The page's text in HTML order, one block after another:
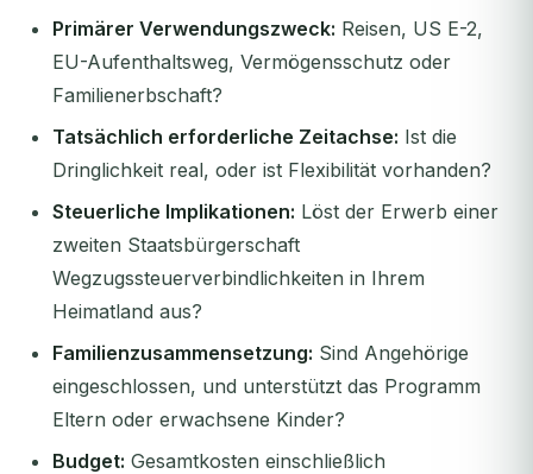
Primärer Verwendungszweck: Reisen, US E-2,
EU-Aufenthaltsweg, Vermögensschutz oder
Familienerbschaft?
Tatsächlich erforderliche Zeitachse: Ist die
Dringlichkeit real, oder ist Flexibilität vorhanden?
Steuerliche Implikationen: Löst der Erwerb einer
zweiten Staatsbürgerschaft
Wegzugssteuerverbindlichkeiten in Ihrem
Heimatland aus?
Familienzusammensetzung: Sind Angehörige
eingeschlossen, und unterstützt das Programm
Eltern oder erwachsene Kinder?
Budget: Gesamtkosten einschließlich